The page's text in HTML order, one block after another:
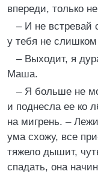
впереди, только
– И не встревай
у тебя не
– Выходит, я
Маша.
– Я больше не
и поднесла ее ко
на мигрень. –
ума схожу, все
тяжело дышит,
спадать, она